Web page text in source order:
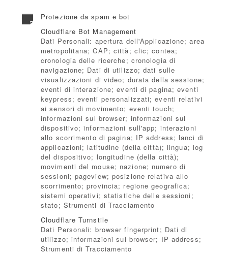
Protezione da spam e bot
Cloudflare Bot Management
Dati Personali: apertura dell'Applicazione; area
metropolitana; CAP; città; clic; contea;
cronologia delle ricerche; cronologia di
navigazione; Dati di utilizzo; dati sulle
visualizzazioni di video; durata della sessione;
eventi di interazione; eventi di pagina; eventi
keypress; eventi personalizzati; eventi relativi
ai sensori di movimento; eventi touch;
informazioni sul browser; informazioni sul
dispositivo; informazioni sull'app; interazioni
allo scorrimento di pagina; IP address; lanci di
applicazioni; latitudine (della città); lingua; log
del dispositivo; longitudine (della città);
movimenti del mouse; nazione; numero di
sessioni; pageview; posizione relativa allo
scorrimento; provincia; regione geografica;
sistemi operativi; statistiche delle sessioni;
stato; Strumenti di Tracciamento
Cloudflare Turnstile
Dati Personali: browser fingerprint; Dati di
utilizzo; informazioni sul browser; IP address;
Strumenti di Tracciamento